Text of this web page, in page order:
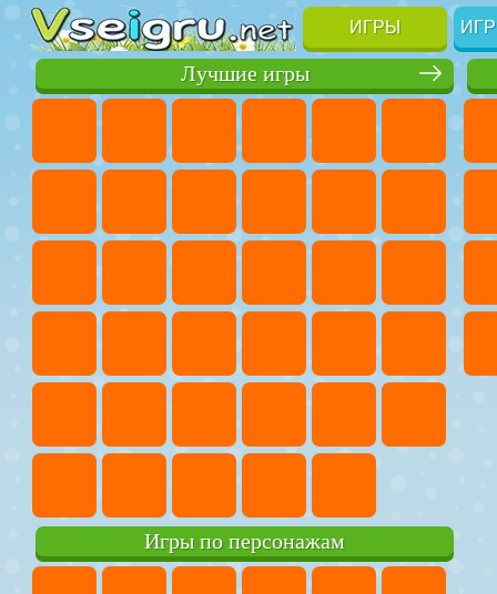
ИГРЫ
Лучшие игры
Игры по персонажам